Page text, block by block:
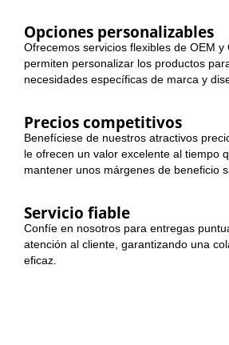
Opciones personalizables
Ofrecemos servicios flexibles de OEM y
permiten personalizar los productos
necesidades específicas de marca y
Precios competitivos
Benefíciese de nuestros atractivos
le ofrecen un valor excelente al tiempo
mantener unos márgenes de beneficio
Servicio fiable
Confíe en nosotros para entregas
atención al cliente, garantizando una
eficaz.